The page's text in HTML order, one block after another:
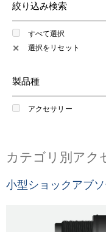
絞り込み検索
すべて選択
✕ 選択をリセット
製品種
アクセサリー
カテゴリ別アク
小型ショックアブ